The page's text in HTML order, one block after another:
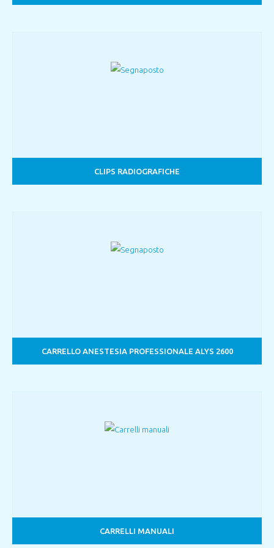
CLIPS RADIOGRAFICHE
CARRELLO ANESTESIA PROFESSIONALE ALYS 2600
CARRELLI MANUALI